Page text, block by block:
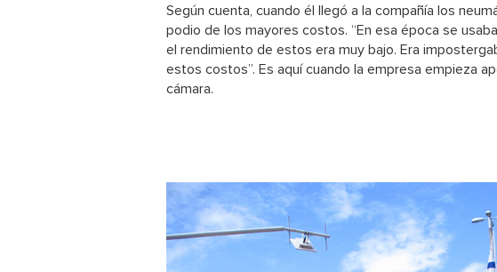
Según cuenta, cuando él llegó a la compañía los
podio de los mayores costos. “En esa época se
el rendimiento de estos era muy bajo. Era
estos costos”. Es aquí cuando la empresa empieza
cámara.